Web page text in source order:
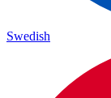
Swedish